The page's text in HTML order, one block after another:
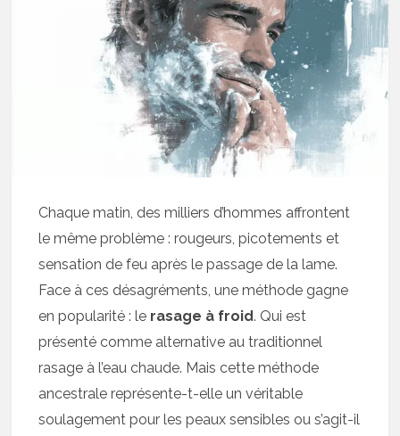
Chaque matin, des milliers d’hommes affrontent
le même problème : rougeurs, picotements et
sensation de feu après le passage de la lame.
Face à ces désagréments, une méthode gagne
en popularité : le rasage à froid. Qui est
présenté comme alternative au traditionnel
rasage à l’eau chaude. Mais cette méthode
ancestrale représente-t-elle un véritable
soulagement pour les peaux sensibles ou s’agit-il